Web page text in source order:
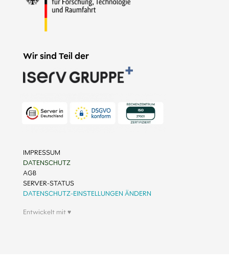
Wir sind Teil der
IMPRESSUM
DATENSCHUTZ
AGB
SERVER-STATUS
DATENSCHUTZ-EINSTELLUNGEN ÄNDERN
Entwickelt mit ♥︎